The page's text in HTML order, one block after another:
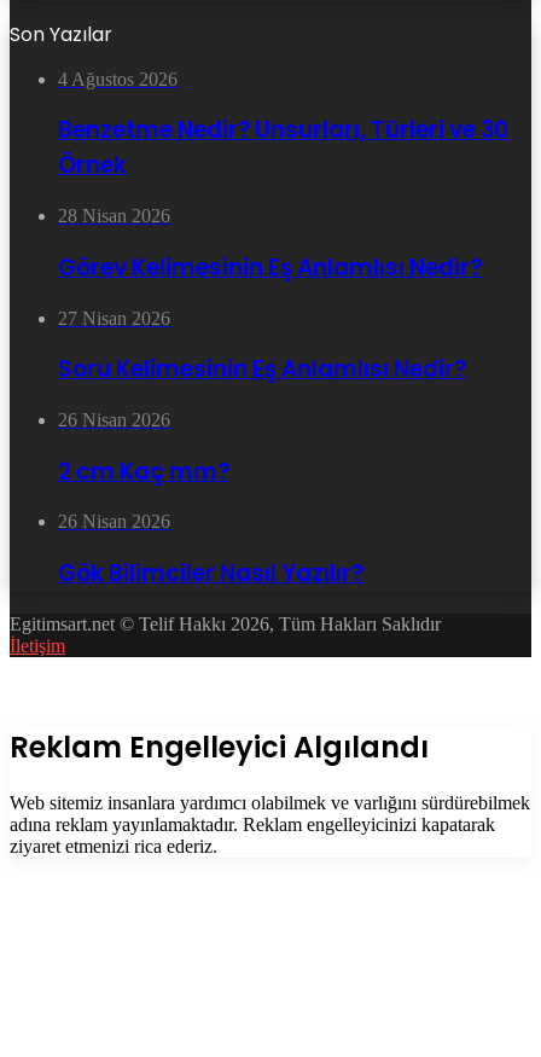
Son Yazılar
4 Ağustos 2026
Benzetme Nedir? Unsurları, Türleri ve 30
Örnek
28 Nisan 2026
Görev Kelimesinin Eş Anlamlısı Nedir?
27 Nisan 2026
Soru Kelimesinin Eş Anlamlısı Nedir?
26 Nisan 2026
2 cm Kaç mm?
26 Nisan 2026
Gök Bilimciler Nasıl Yazılır?
Egitimsart.net © Telif Hakkı 2026, Tüm Hakları Saklıdır
İletişim
Kapalı
Reklam Engelleyici Algılandı
Web sitemiz insanlara yardımcı olabilmek ve varlığını sürdürebilmek
adına reklam yayınlamaktadır. Reklam engelleyicinizi kapatarak
ziyaret etmenizi rica ederiz.